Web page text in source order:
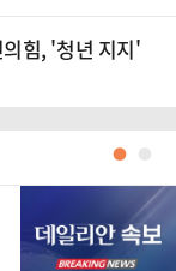
힘, '청년 지지'
●